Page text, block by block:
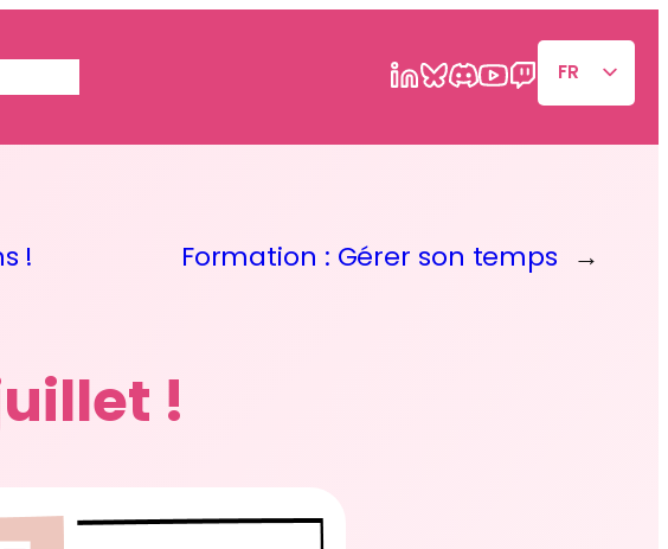
FR
EN
! Formation : Gérer son temps →
!